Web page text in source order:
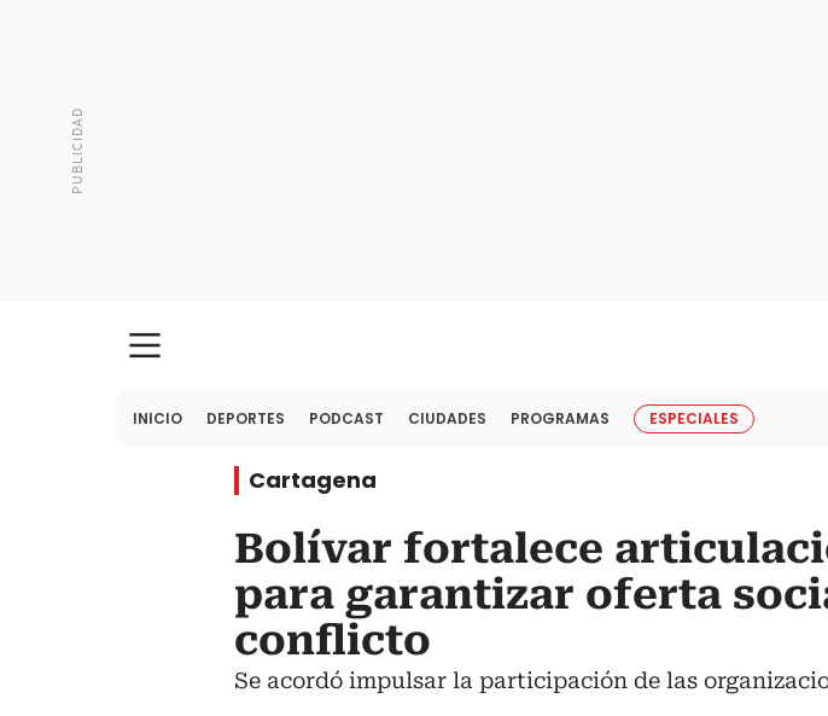
INICIO DEPORTES PODCAST CIUDADES PROGRAMAS ESPECIALES
Cartagena
Bolívar fortalece
para garantizar oferta
conflicto
Se acordó impulsar la participación de las